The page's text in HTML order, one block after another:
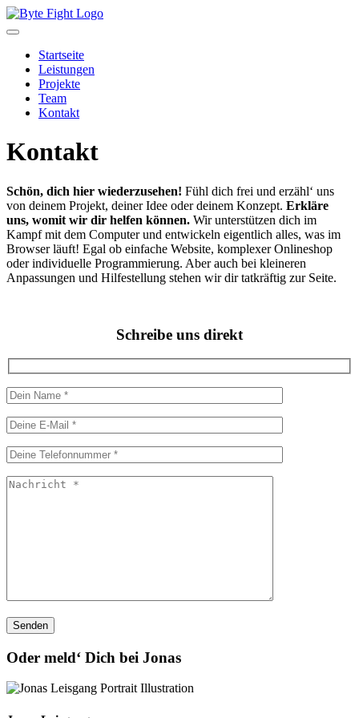
Startseite
Leistungen
Projekte
Team
Kontakt
Kontakt
Schön, dich hier wiederzusehen! Fühl dich frei und erzähl‘ uns
von deinem Projekt, deiner Idee oder deinem Konzept. Erkläre
uns, womit wir dir helfen können. Wir unterstützen dich im
Kampf mit dem Computer und entwickeln eigentlich alles, was im
Browser läuft! Egal ob einfache Website, komplexer Onlineshop
oder individuelle Programmierung. Aber auch bei kleineren
Anpassungen und Hilfestellung stehen wir dir tatkräftig zur Seite.
Schreibe uns direkt
Oder meld‘ Dich bei Jonas